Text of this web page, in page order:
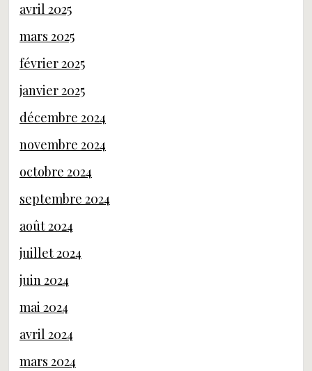
avril 2025
mars 2025
février 2025
janvier 2025
décembre 2024
novembre 2024
octobre 2024
septembre 2024
août 2024
juillet 2024
juin 2024
mai 2024
avril 2024
mars 2024